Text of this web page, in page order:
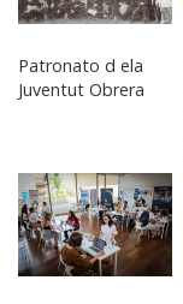
Patronato d ela
Juventut Obrera